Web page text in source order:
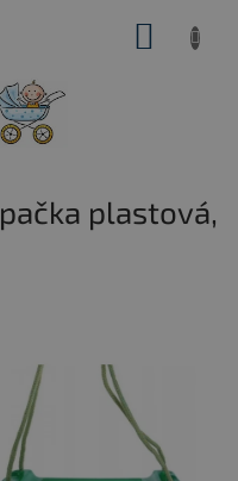
plastová,